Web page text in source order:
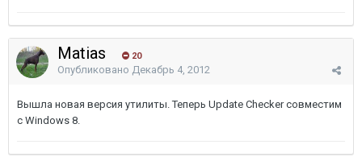
Matias 20
Опубликовано Декабрь 4, 2012
Вышла новая версия утилиты. Теперь Update Checker совместим
с Windows 8.